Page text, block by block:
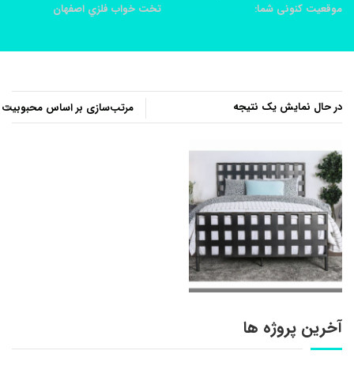
موقعیت کنونی شما: تخت خواب فلزي اصفهان
در حال نمایش یک نتیجه
آخرین پروژه ها